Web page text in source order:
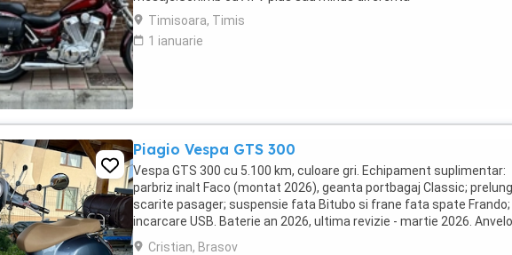
Timisoara, Timis
1 ianuarie
Piagio Vespa GTS 300
Vespa GTS 300 cu 5.100 km, culoare gri. Echipament suplimentar:
parbriz inalt Faco (montat 2026), geanta portbagaj Classic;
scarite pasager; suspensie fata Bitubo si frane fata spate Frando;
incarcare USB. Baterie an 2026, ultima revizie - martie 2026.
2024. Itp valabil pana in ...
Cristian, Brasov